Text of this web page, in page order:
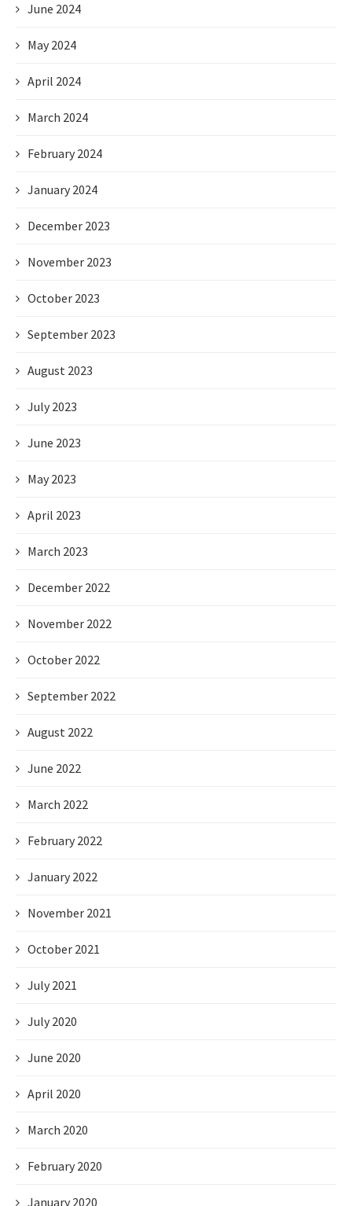
June 2024
May 2024
April 2024
March 2024
February 2024
January 2024
December 2023
November 2023
October 2023
September 2023
August 2023
July 2023
June 2023
May 2023
April 2023
March 2023
December 2022
November 2022
October 2022
September 2022
August 2022
June 2022
March 2022
February 2022
January 2022
November 2021
October 2021
July 2021
July 2020
June 2020
April 2020
March 2020
February 2020
January 2020